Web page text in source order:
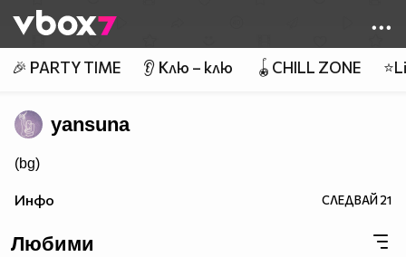
👾
🎉 PARTY TIME 👂 Клю – клю 🪀CHILL ZONE
yansuna
(bg)
Инфо СЛЕДВАЙ21
Любими